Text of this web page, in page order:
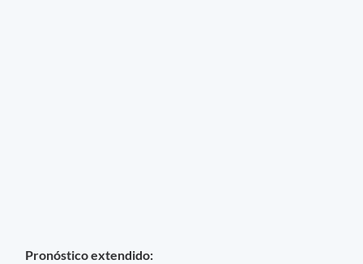
Pronóstico extendido: